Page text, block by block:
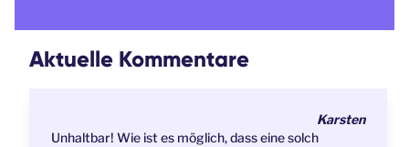
Aktuelle Kommentare
Karsten
Unhaltbar! Wie ist es möglich, dass eine solch